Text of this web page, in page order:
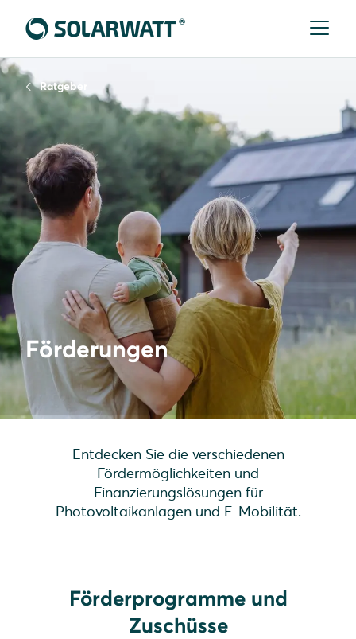
Ratgeber
Förderungen
Entdecken Sie die verschiedenen
Fördermöglichkeiten und
Finanzierungslösungen für
Photovoltaikanlagen und E-Mobilität.
Förderprogramme und
Zuschüsse